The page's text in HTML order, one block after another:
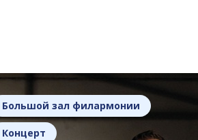
Большой зал филармонии
Концерт